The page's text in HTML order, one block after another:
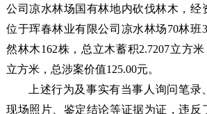
公司凉水林场国有林地内砍伐林木，经
位于珲春林业有限公司 凉水林场70林班
然林木162株 ，总立木蓄积2.7207立方米
立方米，总涉案价值125.00元。
上述行为及事实有当事人询问笔录
现场照片、鉴定结论等证据为证，违反